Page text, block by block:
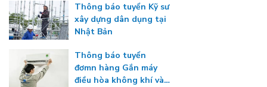
Thông báo tuyển Kỹ sư
xây dựng dân dụng tại
Nhật Bản
Thông báo tuyển
đơmn hàng Gắn máy
điều hòa không khí và